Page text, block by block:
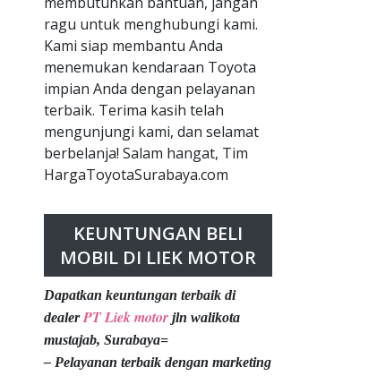
ragu untuk menghubungi kami.
Kami siap membantu Anda
menemukan kendaraan Toyota
impian Anda dengan pelayanan
terbaik. Terima kasih telah
mengunjungi kami, dan selamat
berbelanja! Salam hangat, Tim
HargaToyotaSurabaya.com
KEUNTUNGAN BELI
MOBIL DI LIEK MOTOR
Dapatkan keuntungan terbaik di
dealerPT Liek motor jln walikota
mustajab, Surabaya=
– Pelayanan terbaik dengan marketing